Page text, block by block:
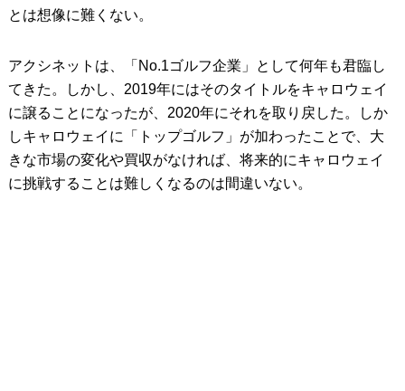
とは想像に難くない。
アクシネットは、「No.1ゴルフ企業」として何年も君臨し
てきた。しかし、2019年にはそのタイトルをキャロウェイ
に譲ることになったが、2020年にそれを取り戻した。しか
しキャロウェイに「トップゴルフ」が加わったことで、大
きな市場の変化や買収がなければ、将来的にキャロウェイ
に挑戦することは難しくなるのは間違いない。